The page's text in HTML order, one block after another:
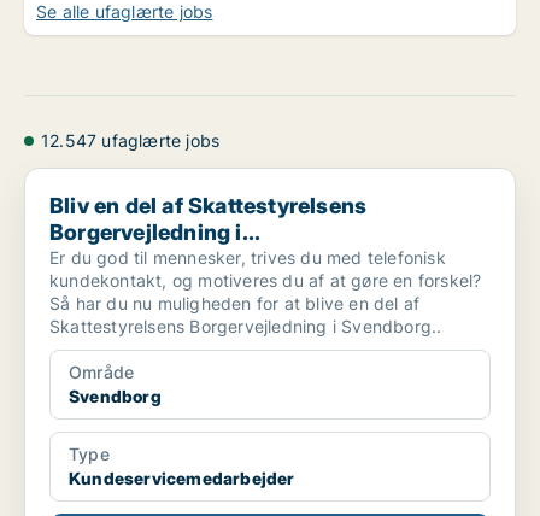
Se alle ufaglærte jobs
12.547 ufaglærte jobs
Bliv en del af Skattestyrelsens Borgervejledning i...
Bliv en del af Skattestyrelsens
Borgervejledning i...
Er du god til mennesker, trives du med telefonisk
kundekontakt, og motiveres du af at gøre en forskel?
Så har du nu muligheden for at blive en del af
Skattestyrelsens Borgervejledning i Svendborg..
Område
Svendborg
Type
Kundeservicemedarbejder